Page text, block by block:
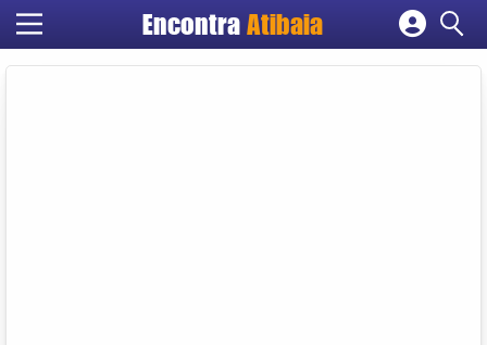
Encontra Atibaia
Cadastrar empresa